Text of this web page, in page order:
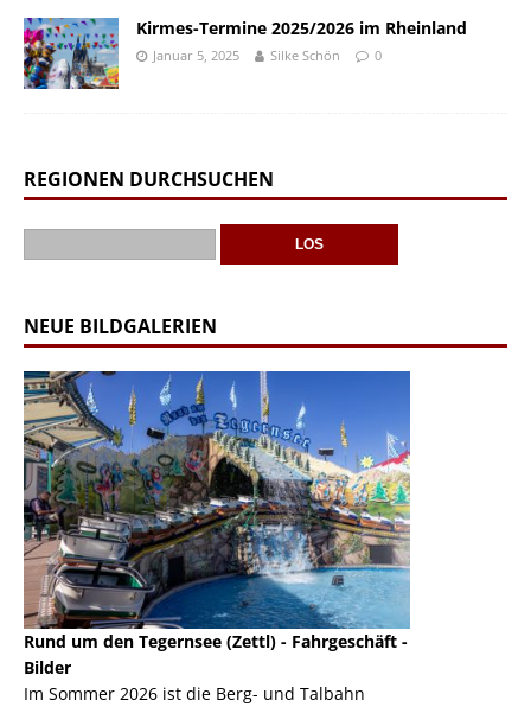
Kirmes-Termine 2025/2026 im Rheinland
Januar 5, 2025 Silke Schön 0
REGIONEN DURCHSUCHEN
NEUE BILDGALERIEN
Rund um den Tegernsee (Zettl) - Fahrgeschäft -
Bilder
Im Sommer 2026 ist die Berg- und Talbahn